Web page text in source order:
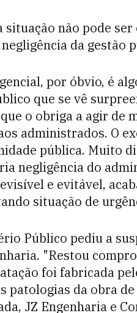
situação não pode
da gestão
por óbvio, é
que se vê
o obriga a agir de
administrados. O
pública. Muito
negligência do
e evitável,
situação de
Público pediu a
"Restou
foi fabricada
patologias da obra
JZ Engenharia e